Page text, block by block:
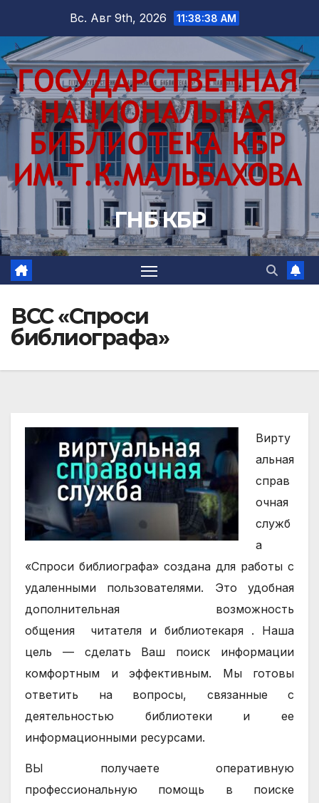
содержимому
Вс. Авг 9th, 2026 11:38:39 AM
ГНБ КБР
ВСС «Спроси
библиографа»
Вирту
альная
справ
очная
служб
а
«Спроси библиографа» создана для работы с
удаленными пользователями. Это удобная
дополнительная возможность
общения
читателя и библиотекаря . Наша
цель — сделать Ваш поиск информации
комфортным и эффективным. Мы готовы
ответить на вопросы, связанные с
деятельностью библиотеки и ее
информационными ресурсами.
ВЫ получаете оперативную
профессиональную помощь в поиске